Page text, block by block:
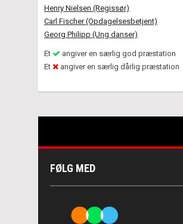
Henry Nielsen (Regissør)
Carl Fischer (Opdagelsesbetjent)
Georg Philipp (Ung danser)
Et
angiver en særlig god præstation
Et
angiver en særlig dårlig præstation
FØLG MED